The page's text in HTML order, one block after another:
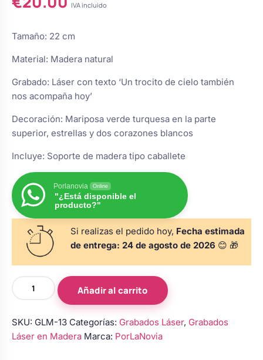
alianzas
porta alianzas
y pala tarta
damas de honor
floral coche
Perchas de comunión
Rasca y Gana para Comunión:
Detalles de comunión para invitados
Neceseres personalizados
IVA incluido
Tamaño: 22 cm
Material: Madera natural
Grabado: Láser con texto ‘Un trocito de cielo también
nos acompaña hoy’
Decoración: Mariposa verde turquesa en la parte
superior, estrellas y dos corazones blancos
Incluye: Soporte de madera tipo caballete
Porlanovia Online
"¿Está disponible el
producto?"
Si realizas el pedido hoy, Fecha estimada
de entrega: 24 de agosto de 2026 😊 🎁
Grabada
'Un
Añadir al carrito
SKU: GLM-13 Categorías: Grabados Láser, Grabados
Láser en Madera Marca: PorLaNovia